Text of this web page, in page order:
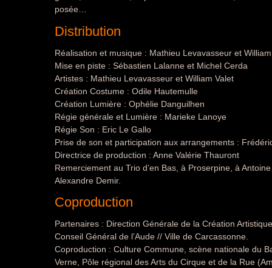
posée…
Distribution
Réalisation et musique : Mathieu Levavasseur et
Mise en piste : Sébastien Lalanne et Michel Cerda
Artistes : Mathieu Levavasseur et William Valet
Création Costume : Odile Hautemulle
Création Lumière : Ophélie Danguilhen
Régie générale et Lumière : Marieke Lanoye
Régie Son : Eric Le Gallo
Prise de son et participation aux arrangements :
Directrice de production : Anne Valérie Thauront
Remerciement au Trio d’en Bas, à Proserpine, à
Alexandre Demir.
Coproduction
Partenaires : Direction Générale de la Création
Conseil Général de l’Aude // Ville de Carcassonne.
Coproduction : Culture Commune, scène nationale du
Verne, Pôle régional des Arts du Cirque et de la Rue